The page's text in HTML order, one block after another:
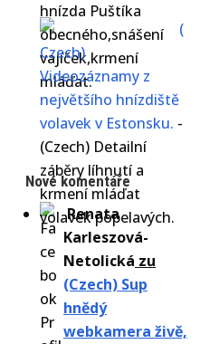
hnízda Puštíka
obecného,snášení
vajíček,krmení
mláďat.
(
Czech)
Videozáznamy z
největšího hnízdiště
volavek v Estonsku. -
(Czech) Detailní
záběry líhnutí a
krmení mláďat
volavek popelavých.
Nové komentáře
Renata
Karleszová-
Netolická zu
(Czech) Sup
hnědý
webkamera živě,